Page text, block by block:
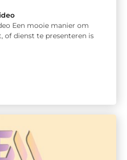
Een mooie manier om
of dienst te presenteren is